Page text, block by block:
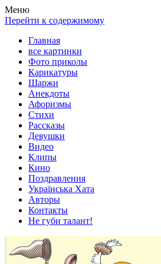
Весела хата — прикольные
Покажем всем ваши фото приколы,
Меню
Перейти к содержимому
Главная
все картинки
Фото приколы
Карикатуры
Шаржи
Анекдоты
Афоризмы
Стихи
Рассказы
Девушки
Видео
Клипы
Кино
Поздравления
Українська Хата
Авторы
Контакты
Не губи талант!